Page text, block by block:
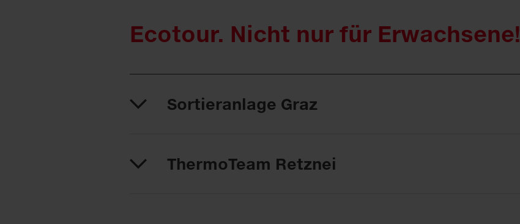
Ecotour. Nicht nur für Erwachsene!
Sortieranlage Graz
ThermoTeam Retznei